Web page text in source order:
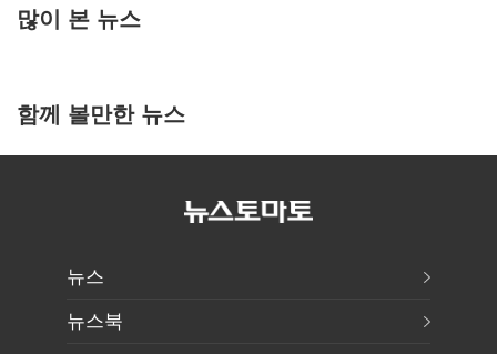
많이 본 뉴스
함께 볼만한 뉴스
뉴스
뉴스북